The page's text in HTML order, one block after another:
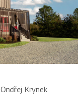
Ondřej Krynek